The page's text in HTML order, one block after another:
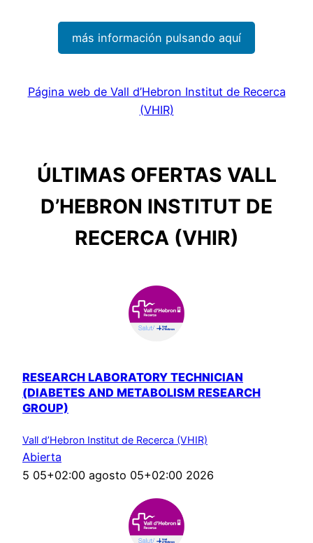
más información pulsando aquí
Página web de Vall d’Hebron Institut de Recerca
(VHIR)
ÚLTIMAS OFERTAS VALL
D’HEBRON INSTITUT DE
RECERCA (VHIR)
RESEARCH LABORATORY TECHNICIAN
(DIABETES AND METABOLISM RESEARCH
GROUP)
Vall d’Hebron Institut de Recerca (VHIR)
Abierta
5 05+02:00 agosto 05+02:00 2026